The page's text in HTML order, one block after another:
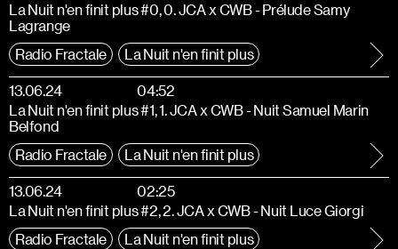
Radio Fractale La Nuit n'en finit plus
La Nuit n'en finit plus #0, 0. JCA x CWB - Prélude Samy
Lagrange
13.06.24 04:52
Radio Fractale La Nuit n'en finit plus
La Nuit n'en finit plus #1, 1. JCA x CWB - Nuit Samuel Marin
Belfond
13.06.24 02:25
Radio Fractale La Nuit n'en finit plus
La Nuit n'en finit plus #2, 2. JCA x CWB - Nuit Luce Giorgi